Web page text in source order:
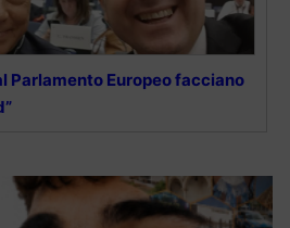
Parlamento Europeo facciano